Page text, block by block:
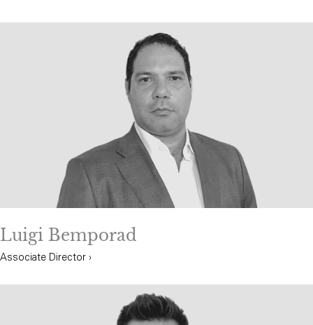
Luigi Bemporad
Associate Director ›